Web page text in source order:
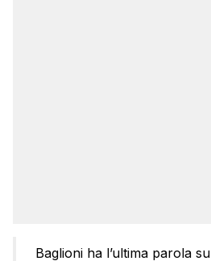
Baglioni ha l’ultima parola